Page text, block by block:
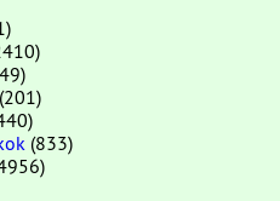
(201)
(833)